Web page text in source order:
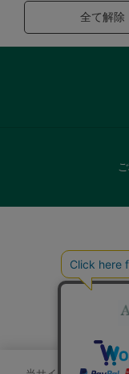
全て解除